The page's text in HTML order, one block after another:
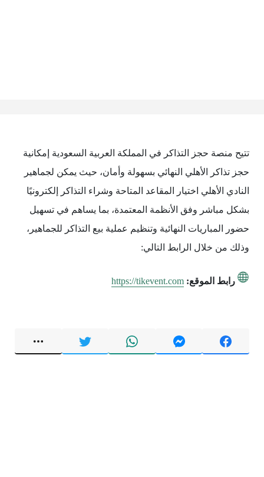
تتيح منصة حجز التذاكر في المملكة العربية السعودية إمكانية
حجز تذاكر الأهلي النهائي بسهولة وأمان، حيث يمكن لجماهير
النادي الأهلي اختيار المقاعد المتاحة وشراء التذاكر إلكترونيًا
بشكل مباشر وفق الأنظمة المعتمدة، بما يساهم في تسهيل
حضور المباريات النهائية وتنظيم عملية بيع التذاكر للجماهير،
وذلك من خلال الرابط التالي:
رابط الموقع: https://tikevent.com